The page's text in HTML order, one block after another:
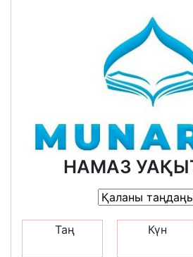
НАМАЗ
Таң Күн